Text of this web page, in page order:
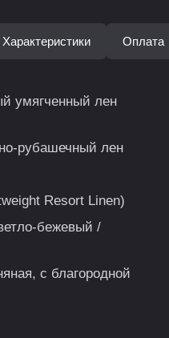
Характеристики Оплата
умягченный лен
рубашечный лен
Resort Linen)
бежевый /
с благородной